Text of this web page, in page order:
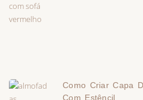
Como Criar Capa
Com Estêncil